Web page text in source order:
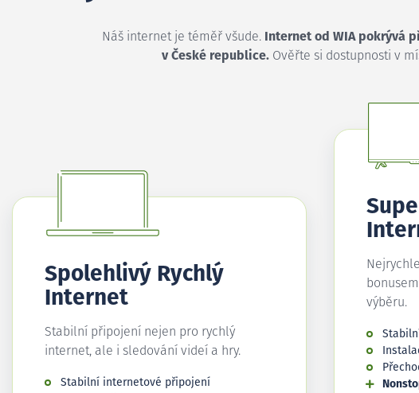
Náš internet je téměř všude.
Internet od WIA pokrývá
v České republice.Ověřte si dostupnosti v
Spolehlivý Rychlý
Internet
Stabilní připojení nejen pro rychlý
internet, ale i sledování videí a hry.
Stabilní internetové připojení
výběru.